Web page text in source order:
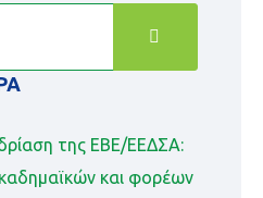
της ΕΒΕ/ΕΕΔΣΑ:
και φορέων